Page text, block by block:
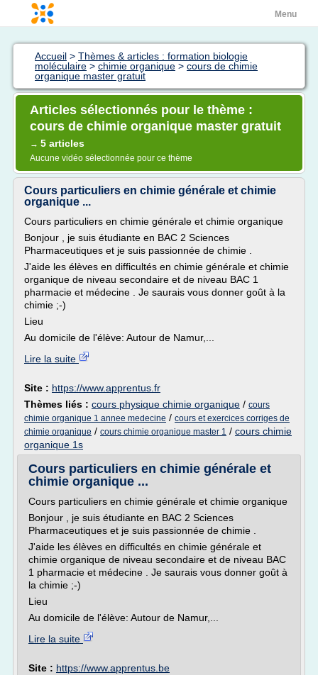
Menu
Accueil > Thèmes & articles : formation biologie
moléculaire > chimie organique > cours de chimie
organique master gratuit
Articles sélectionnés pour le thème :
cours de chimie organique master gratuit
→ 5 articles
Aucune vidéo sélectionnée pour ce thème
Cours particuliers en chimie générale et chimie
organique ...
Cours particuliers en chimie générale et chimie organique
Bonjour , je suis étudiante en BAC 2 Sciences
Pharmaceutiques et je suis passionnée de chimie .
J'aide les élèves en difficultés en chimie générale et chimie
organique de niveau secondaire et de niveau BAC 1
pharmacie et médecine . Je saurais vous donner goût à la
chimie ;-)
Lieu
Au domicile de l'élève: Autour de Namur,...
Lire la suite
Site : https://www.apprentus.fr
Thèmes liés : cours physique chimie organique / cours
chimie organique 1 annee medecine / cours et exercices corriges de
chimie organique / cours chimie organique master 1 / cours chimie
organique 1s
Cours particuliers en chimie générale et
chimie organique ...
Cours particuliers en chimie générale et chimie organique
Bonjour , je suis étudiante en BAC 2 Sciences
Pharmaceutiques et je suis passionnée de chimie .
J'aide les élèves en difficultés en chimie générale et
chimie organique de niveau secondaire et de niveau BAC
1 pharmacie et médecine . Je saurais vous donner goût à
la chimie ;-)
Lieu
Au domicile de l'élève: Autour de Namur,...
Lire la suite
Site : https://www.apprentus.be